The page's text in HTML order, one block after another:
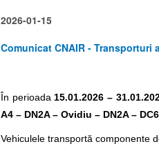
2026-01-15
Comunicat CNAIR - Transporturi
În perioada 15.01.2026 –
A4 – DN2A – Ovidiu – DN2A –
Vehiculele transportă componente